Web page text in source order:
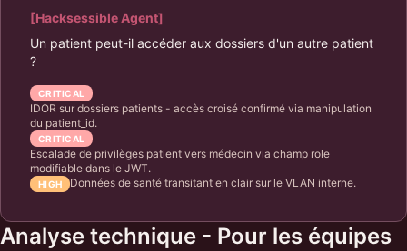
[Hacksessible Agent]
Un patient peut-il accéder aux dossiers d'un autre patient
?
CRITICAL
IDOR sur dossiers patients - accès croisé confirmé via manipulation
du patient_id.
CRITICAL
Escalade de privilèges patient vers médecin via champ role
modifiable dans le JWT.
HIGH Données de santé transitant en clair sur le VLAN interne.
Analyse technique - Pour les équipes